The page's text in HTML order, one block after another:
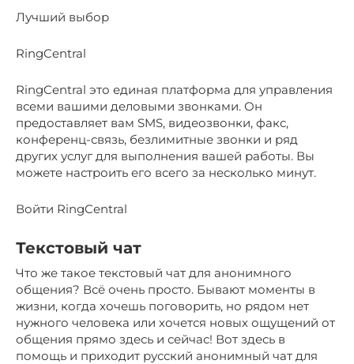
Лучший выбор
RingCentral
RingCentral это единая платформа для управления
всеми вашими деловыми звонками. Он
предоставляет вам SMS, видеозвонки, факс,
конференц-связь, безлимитные звонки и ряд
других услуг для выполнения вашей работы. Вы
можете настроить его всего за несколько минут.
Войти RingCentral
Текстовый чат
Что же такое текстовый чат для анонимного
общения? Всё очень просто. Бывают моменты в
жизни, когда хочешь поговорить, но рядом нет
нужного человека или хочется новых ощущений от
общения прямо здесь и сейчас! Вот здесь в
помощь и приходит русский анонимный чат для